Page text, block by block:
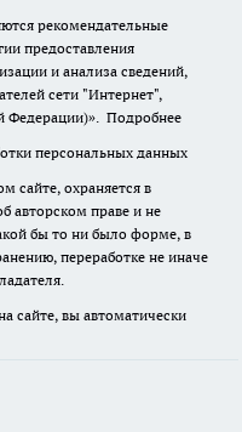
рекомендательные
предоставления
и анализа сведений,
сети "Интернет",
Федерации)». Подробнее
персональных данных
сайте, охраняется в
авторском праве и не
бы то ни было форме, в
переработке не иначе
сайте, вы автоматически